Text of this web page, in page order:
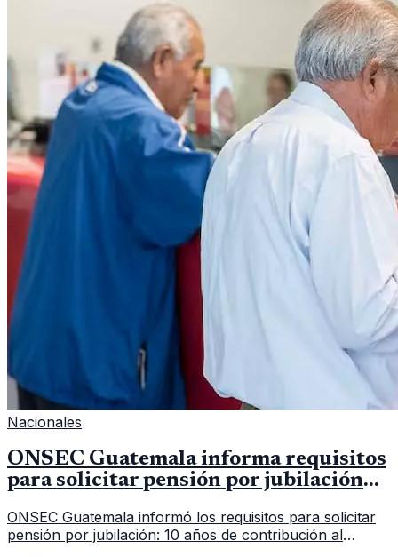
Nacionales
ONSEC Guatemala informa requisitos
para solicitar pensión por jubilación
ONSEC Guatemala informó los requisitos para solicitar
pensión por jubilación: 10 años de contribución al